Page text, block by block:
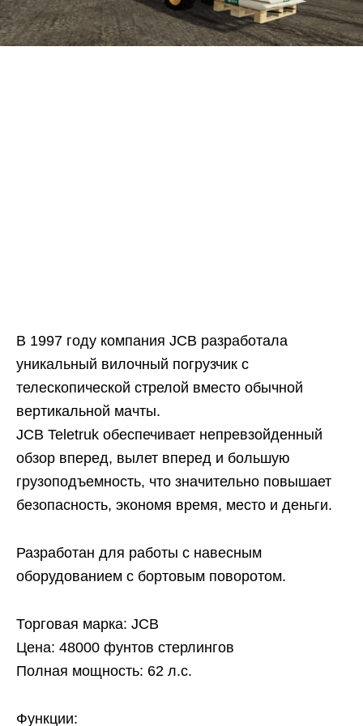
В 1997 году компания JCB разработала
уникальный вилочный погрузчик с
телескопической стрелой вместо обычной
вертикальной мачты.
JCB Teletruk обеспечивает непревзойденный
обзор вперед, вылет вперед и большую
грузоподъемность, что значительно повышает
безопасность, экономя время, место и деньги.
Разработан для работы с навесным
оборудованием с бортовым поворотом.
Торговая марка: JCB
Цена: 48000 фунтов стерлингов
Полная мощность: 62 л.с.
Функции: